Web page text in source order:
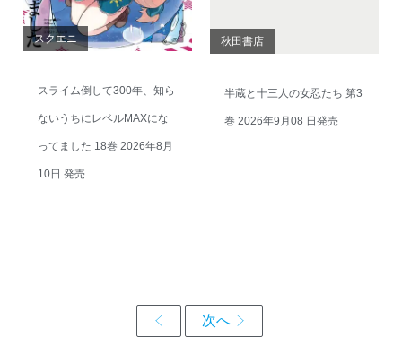
スクエニ
スライム倒して300年、知ら
ないうちにレベルMAXにな
ってました 18巻 2026年8月
10日 発売
秋田書店
半蔵と十三人の女忍たち 第3
巻 2026年9月08 日発売